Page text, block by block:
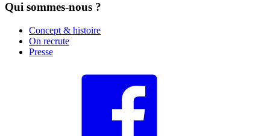
Qui sommes-nous ?
Concept & histoire
On recrute
Presse